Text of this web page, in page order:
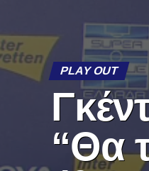
PLAY OUT
“Θα